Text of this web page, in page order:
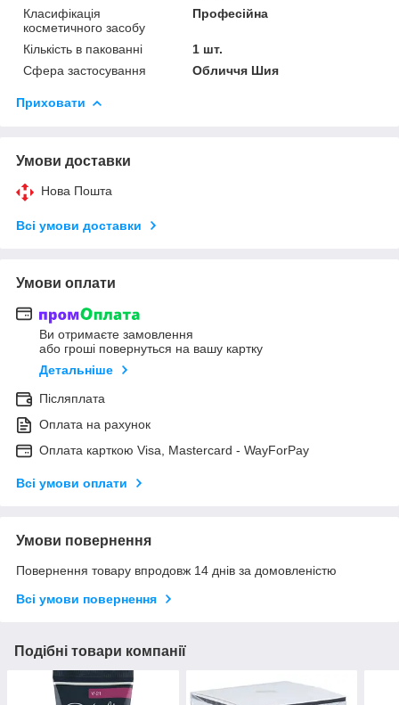
Класифікація
косметичного засобу
Професійна
Кількість в пакованні
1 шт.
Сфера застосування
Обличчя Шия
Приховати
Умови доставки
Нова Пошта
Всі умови доставки
Умови оплати
Ви отримаєте замовлення
або гроші повернуться на вашу картку
Детальніше
Післяплата
Оплата на рахунок
Оплата карткою Visa, Mastercard - WayForPay
Всі умови оплати
Умови повернення
Повернення товару впродовж 14 днів за домовленістю
Всі умови повернення
Подібні товари компанії